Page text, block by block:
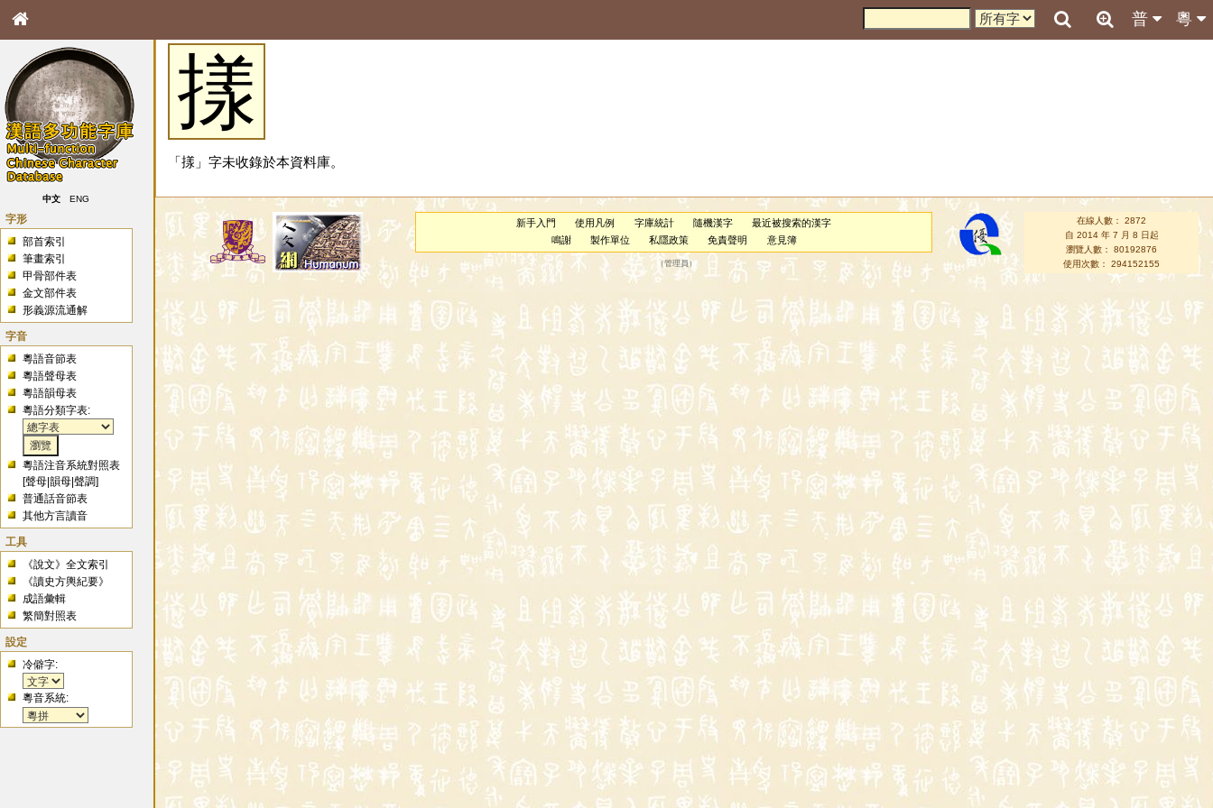
粵
普
中文 ENG
字形
部首索引
筆畫索引
甲骨部件表
金文部件表
形義源流通解
字音
粵語音節表
粵語聲母表
粵語韻母表
粵語分類字表:
粵語注音系統對照表
[聲母 |韻母 |聲調]
普通話音節表
其他方言讀音
工具
《說文》全文索引
《讀史方輿紀要》
成語彙輯
繁簡對照表
設定
冷僻字:
粵音系統:
㨾
「㨾」字未收錄於本資料庫。
新手入門 使用凡例 字庫統計 隨機漢字
最近被搜索的漢字
鳴謝
製作單位 私隱政策 免責聲明 意見簿
（管理員 ）
在線人數： 2872
自 2014 年 7 月 8 日起
瀏覽人數： 80192876
使用次數： 294152155